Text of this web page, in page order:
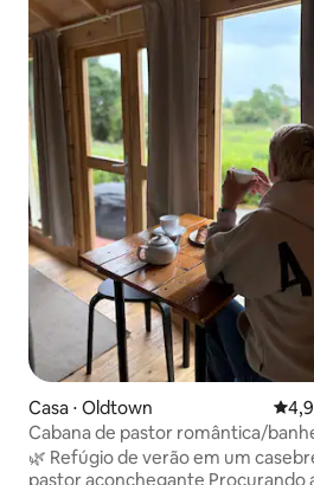
Casa ⋅ Oldtown 4,98
Cabana de pastor romântica/
de hidromassagem/aeroporto de
Dublin/churrasco
🌿 Refúgio de verão em um
pastor aconchegante Procurando a